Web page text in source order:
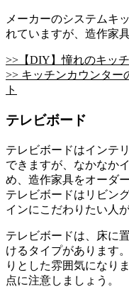
メーカーのシステムキ
れていますが、造作家
>>【DIY】憧れのキッ
>> キッチンカウンター
ト
テレビボード
テレビボードはインテ
できますが、なかなか
め、造作家具をオーダ
テレビボードはリビン
インにこだわりたい人
テレビボードは、床に
けるタイプがあります
りとした雰囲気になり
点に注意しましょう。